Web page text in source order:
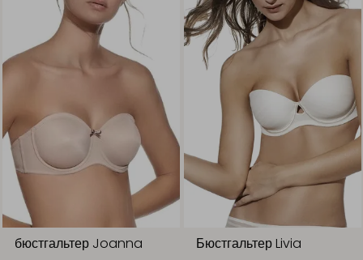
бюстгальтер Joanna Бюстгальтер Livia